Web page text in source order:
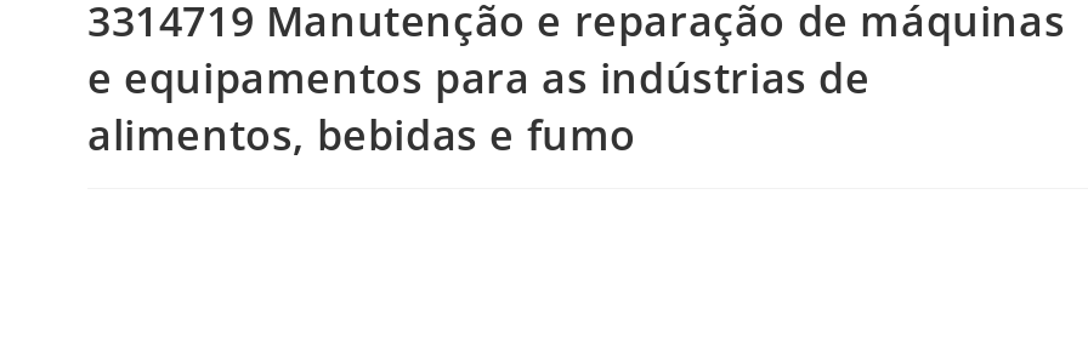
3314719 Manutenção e reparação de máquinas
e equipamentos para as indústrias de
alimentos, bebidas e fumo